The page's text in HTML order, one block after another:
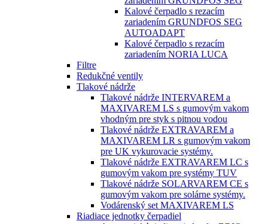
Kalové čerpadlo s rezacím
zariadením GRUNDFOS SEG
AUTOADAPT
Kalové čerpadlo s rezacím
zariadením NORIA LUCA
Filtre
Redukčné ventily
Tlakové nádrže
Tlakové nádrže INTERVAREM a
MAXIVAREM LS s gumovým vakom
vhodným pre styk s pitnou vodou
Tlakové nádrže EXTRAVAREM a
MAXIVAREM LR s gumovým vakom
pre UK vykurovacie systémy.
Tlakové nádrže EXTRAVAREM LC s
gumovým vakom pre systémy TUV
Tlakové nádrže SOLARVAREM CE s
gumovým vakom pre solárne systémy.
Vodárenský set MAXIVAREM LS
Riadiace jednotky čerpadiel